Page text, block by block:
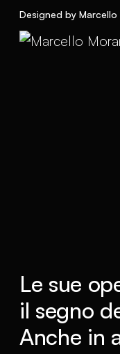
Designed by Marcello
Le sue
il segno
Anche in